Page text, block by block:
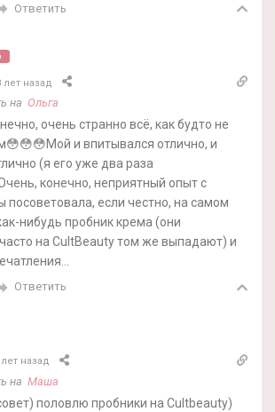
Ответить
лет назад
на Ольга
очень странно всё, как будто не
и впитывался отлично, и
(я его уже два раза
конечно, неприятный опыт с
посоветовала, если честно, на самом
нибудь пробник крема (они
на CultBeauty том же выпадают) и
Ответить
лет назад
на Маша
половлю пробники на Cultbeauty)